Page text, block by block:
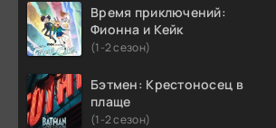
Время приключений:
Фионна и Кейк
(1-2 сезон)
Бэтмен: Крестоносец в
плаще
(1-2 сезон)